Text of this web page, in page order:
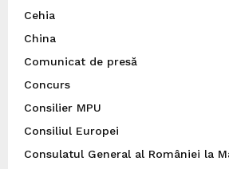
Cehia
China
Comunicat de presă
Concurs
Consilier MPU
Consiliul Europei
Consulatul General al României la